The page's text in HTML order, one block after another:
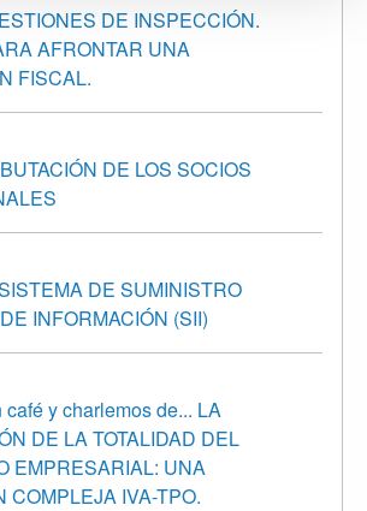
DE INSPECCIÓN.
AFRONTAR UNA
FISCAL.
DE LOS SOCIOS
DE SUMINISTRO
INFORMACIÓN (SII)
y charlemos de... LA
DE LA TOTALIDAD DEL
EMPRESARIAL: UNA
COMPLEJA IVA-TPO.